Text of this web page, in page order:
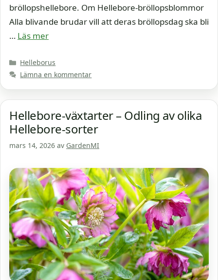
bröllopshellebore. Om Hellebore-bröllopsblommor
Alla blivande brudar vill att deras bröllopsdag ska bli
… Läs mer
Kategorier
Helleborus
Lämna en kommentar
Hellebore-växtarter – Odling av olika
Hellebore-sorter
mars 14, 2026 av GardenMI